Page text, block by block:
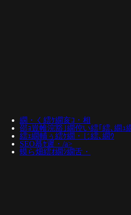
繝・く繧ｹ繝亥ｺ・相
邵ｮ豈帷浣豁｣繝倥い繧｢繧､繝ｭ
繧ｪ繝輔ぅ繧ｹ繝・じ繧､繝ｳ
SEO蟇ｾ遲・/a>
蟆ら畑繧ｵ繝ｼ繝舌・